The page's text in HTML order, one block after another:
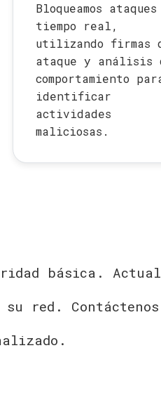
Bloqueamos
tiempo real,
utilizando firmas
ataque y análisis
comportamiento
identificar
actividades
maliciosas.
básica.
red.